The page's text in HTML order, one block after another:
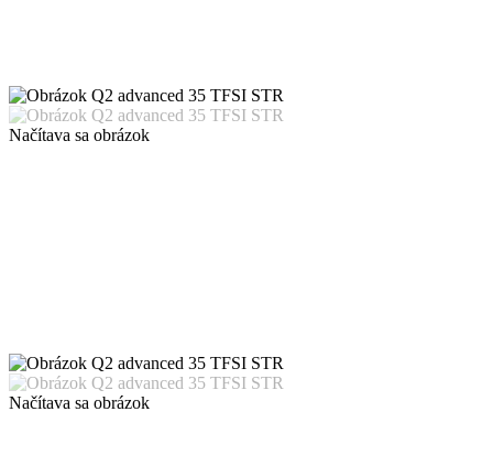
Načítava sa obrázok
Načítava sa obrázok